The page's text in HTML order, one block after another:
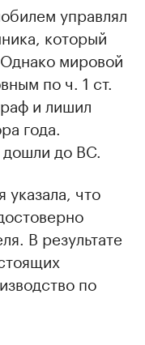
управлял
который
мировой
по ч. 1 ст.
и лишил
года.
до ВС.
что
В результате
по